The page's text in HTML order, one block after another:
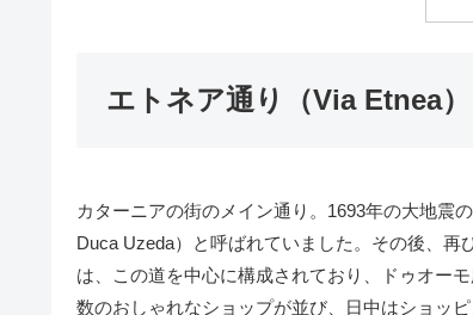
エトネア通り（Via Etnea）
カターニアの街のメイン通り。1693年の大地震
Duca Uzeda）と呼ばれていました。その後、
は、この道を中心に構成されており、ドゥオー
数のおしゃれなショップが並び、日中はショッ